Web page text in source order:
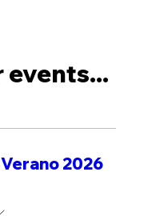
2026